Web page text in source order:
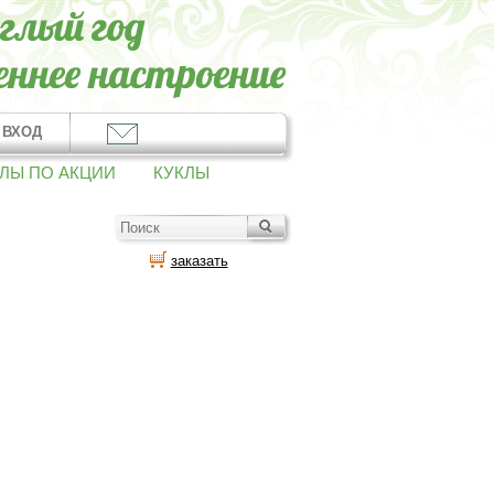
ВХОД
ПО АКЦИИ КУКЛЫ
заказать